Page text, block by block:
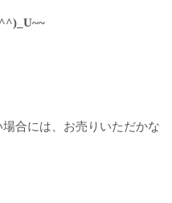
合には、お売りいただかな